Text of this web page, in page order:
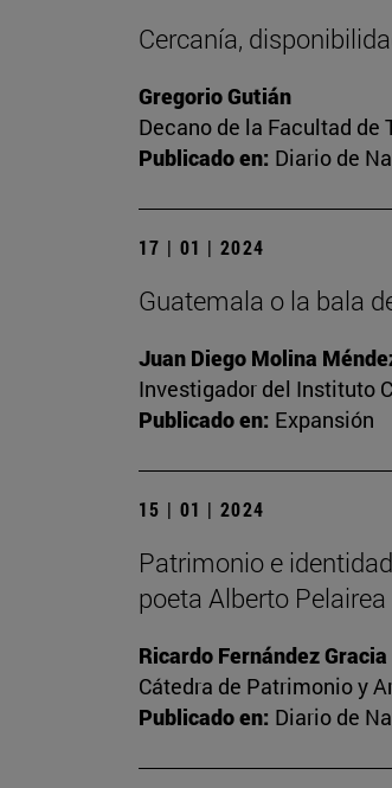
Cercanía,
Gregorio Gutián
Decano de la Facultad de
Publicado en: Diario de
17 | 01 | 2024
Guatemala o la bala
Juan Diego Molina
Investigador del Instituto
Publicado en: Expansión
15 | 01 | 2024
Patrimonio e
poeta Alberto Pelairea
Ricardo Fernández Gracia
Cátedra de Patrimonio y
Publicado en: Diario de